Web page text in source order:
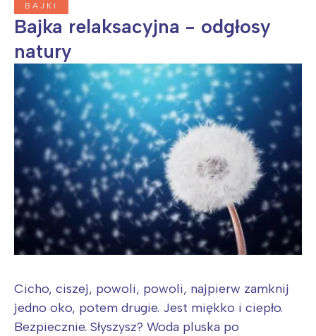
BAJKI
Bajka relaksacyjna - odgłosy
natury
Cicho, ciszej, powoli, powoli, najpierw zamknij
jedno oko, potem drugie. Jest miękko i ciepło.
Bezpiecznie. Słyszysz? Woda pluska po